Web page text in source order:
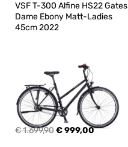
VSF T-300 Alfine HS22 Gates
Dame Ebony Matt-Ladies
45cm 2022
€ 1.699,90€ 999,00